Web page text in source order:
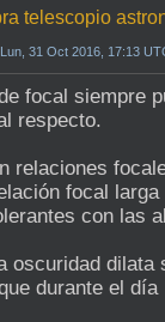
telescopio
31 Oct 2016, 17:13
focal siempre
respecto.
relaciones
focal
con las
oscuridad
durante el